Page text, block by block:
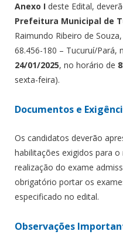
Anexo I deste Edital,
Prefeitura Municipal de
Raimundo Ribeiro de
68.456-180 – Tucuruí/Pará,
24/01/2025, no horário de
sexta-feira).
Documentos e
Os candidatos deverão
habilitações exigidos para
realização do exame
obrigatório portar os
especificado no edital.
Observações